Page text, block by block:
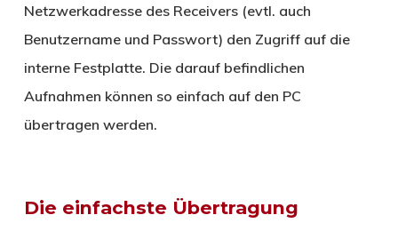
Netzwerkadresse des Receivers (evtl. auch
Benutzername und Passwort) den Zugriff auf die
interne Festplatte. Die darauf befindlichen
Aufnahmen können so einfach auf den PC
übertragen werden.
Die einfachste Übertragung